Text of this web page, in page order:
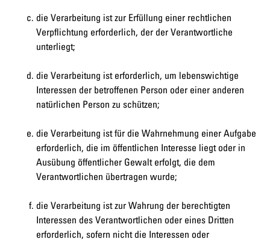
die Verarbeitung ist zur Erfüllung einer rechtlichen
Verpflichtung erforderlich, der der Verantwortliche
unterliegt;
die Verarbeitung ist erforderlich, um lebenswichtige
Interessen der betroffenen Person oder einer anderen
natürlichen Person zu schützen;
die Verarbeitung ist für die Wahrnehmung einer Aufgabe
erforderlich, die im öffentlichen Interesse liegt oder in
Ausübung öffentlicher Gewalt erfolgt, die dem
Verantwortlichen übertragen wurde;
die Verarbeitung ist zur Wahrung der berechtigten
Interessen des Verantwortlichen oder eines Dritten
erforderlich, sofern nicht die Interessen oder